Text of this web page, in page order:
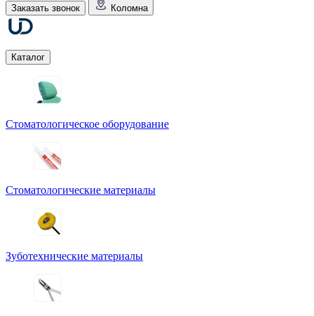
Заказать звонок Коломна
Каталог
Стоматологическое оборудование
Стоматологические материалы
Зуботехнические материалы